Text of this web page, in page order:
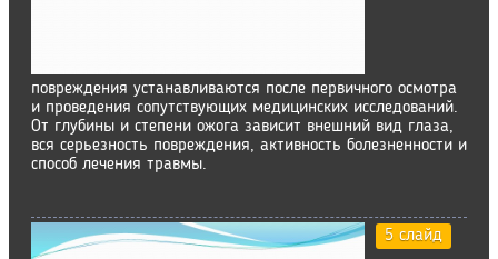
повреждения устанавливаются после первичного осмотра
и проведения сопутствующих медицинских исследований.
От глубины и степени ожога зависит внешний вид глаза,
вся серьезность повреждения, активность болезненности и
способ лечения травмы.
5 слайд